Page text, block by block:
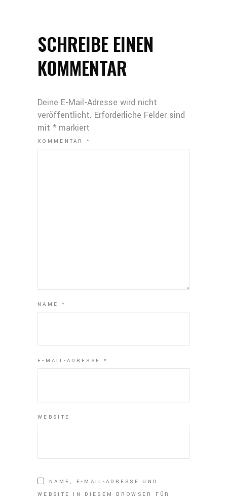
SCHREIBE EINEN
KOMMENTAR
Deine E-Mail-Adresse wird nicht
veröffentlicht. Erforderliche Felder sind
mit * markiert
KOMMENTAR*
NAME *
E-MAIL-ADRESSE *
WEBSITE
NAME, E-MAIL-ADRESSE UND
WEBSITE IN DIESEM BROWSER FÜR